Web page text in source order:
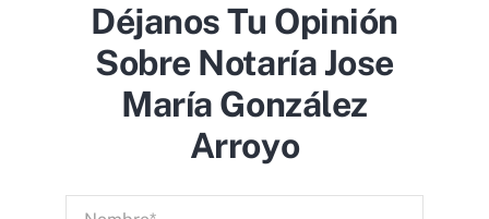
Déjanos Tu Opinión
Sobre Notaría Jose
María González
Arroyo